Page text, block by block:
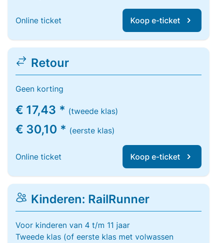
Online ticket Koop e-ticket
Retour
Geen korting
€ 17,43 * (tweede klas)
€ 30,10 * (eerste klas)
Online ticket Koop e-ticket
Kinderen: RailRunner
Voor kinderen van 4 t/m 11 jaar
Tweede klas (of eerste klas met volwassen